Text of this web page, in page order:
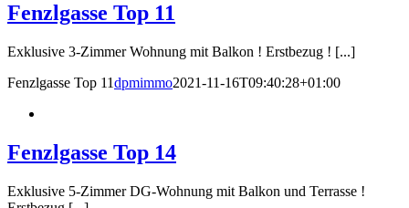
Fenzlgasse Top 11
Exklusive 3-Zimmer Wohnung mit Balkon ! Erstbezug ! [...]
Fenzlgasse Top 11dpmimmo2021-11-16T09:40:28+01:00
Fenzlgasse Top 14
Exklusive 5-Zimmer DG-Wohnung mit Balkon und Terrasse !